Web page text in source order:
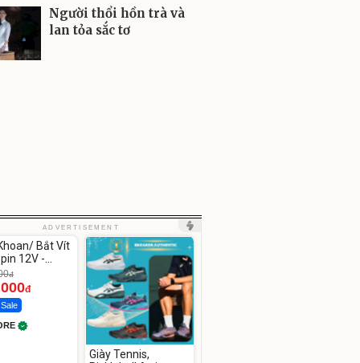
Người thổi hồn trà và
lan tỏa sắc tơ
ADVERTISEMENT
Bắt Vít
12V -
đ
đ
Giày Tennis,